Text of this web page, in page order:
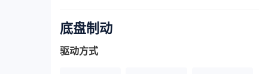
底盘制动
驱动方式